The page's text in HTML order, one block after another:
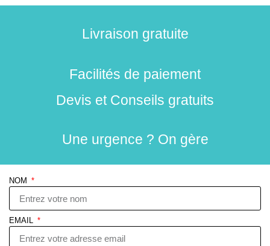
Livraison gratuite
Facilités de paiement
Devis et Conseils gratuits
Une urgence ? On gère
NOM
EMAIL